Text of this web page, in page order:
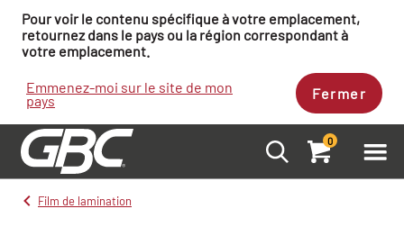
Pour voir le contenu spécifique à votre emplacement,
retournez dans le pays ou la région correspondant à
votre emplacement.
Emmenez-moi sur le site de mon
pays Fermer
0
Film de lamination